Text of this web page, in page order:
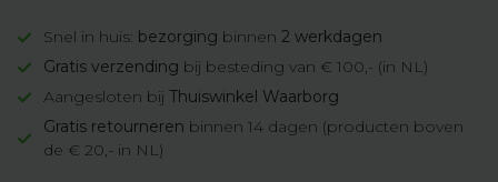
Snel in huis: bezorging binnen 2 werkdagen
Gratis verzending bij besteding van € 100,- (in NL)
Aangesloten bij Thuiswinkel Waarborg
Gratis retourneren binnen 14 dagen (producten boven
de € 20,- in NL)